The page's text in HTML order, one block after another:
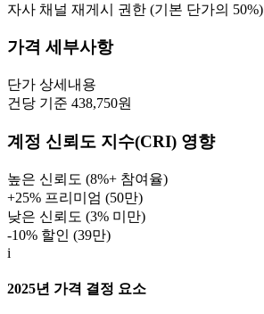
자사 채널 재게시 권한 (기본 단가의 50%)
가격 세부사항
단가 상세내용
건당 기준 438,750원
계정 신뢰도 지수(CRI) 영향
높은 신뢰도 (8%+ 참여율)
+25% 프리미엄 (50만)
낮은 신뢰도 (3% 미만)
-10% 할인 (39만)
i
2025년 가격 결정 요소